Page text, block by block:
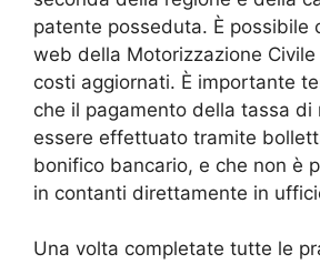
patente posseduta. È possibile
web della Motorizzazione
costi aggiornati. È importante
che il pagamento della tassa di
essere effettuato tramite
bonifico bancario, e che non è
in contanti direttamente in
Una volta completate tutte le